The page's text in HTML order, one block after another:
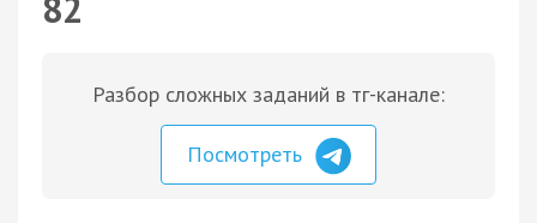
Разбор сложных заданий в тг-канале:
Посмотреть